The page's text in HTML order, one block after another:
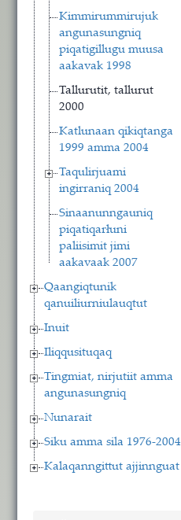
Kimmirummirujuk
angunasungniq
piqatigillugu muusa
aakavak 1998
Tallurutit, tallurut
2000
Katlunaan qikiqtanga
1999 amma 2004
Taqulirjuami
ingirraniq 2004
Sinaanunngauniq
piqatiqarłuni
paliisimit jimi
aakavaak 2007
Qaangiqtunik
qanuiliurniulauqtut
Inuit
Iliqqusituqaq
Tingmiat, nirjutiit amma
angunasungniq
Nunarait
Siku amma sila 1976-2004
Kalaqanngittut ajjinnguat